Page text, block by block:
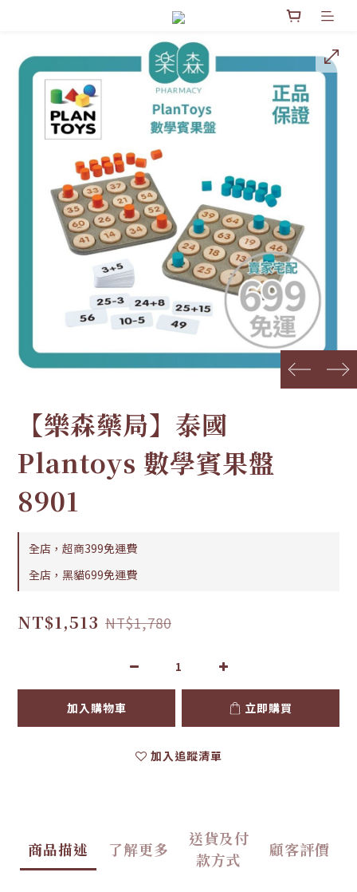
prev next
【樂森藥局】泰國
Plantoys 數學賓果盤
8901
全店，超商399免運費
全店，黑貓699免運費
NT$1,513 NT$1,780
加入購物車 立即購買
加入追蹤清單
商品描述 了解更多
送貨及付
款方式
顧客評價